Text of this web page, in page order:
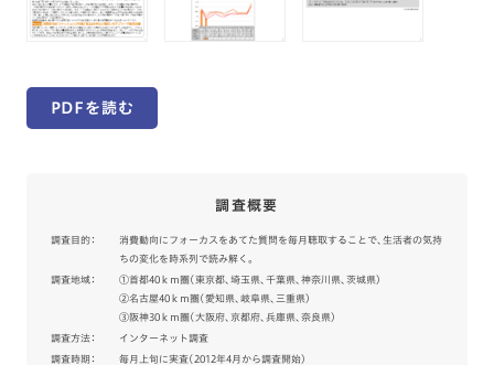
PDFを読む
調査概要
調査目的：
消費動向にフォーカスをあてた質問を毎月聴取することで、生活者の気持
ちの変化を時系列で読み解く。
調査地域：
①首都40ｋｍ圏（東京都、埼玉県、千葉県、神奈川県、茨城県）
②名古屋40ｋｍ圏（愛知県、岐阜県、三重県）
③阪神30ｋｍ圏（大阪府、京都府、兵庫県、奈良県）
調査方法： インターネット調査
調査時期： 毎月上旬に実査（2012年4月から調査開始）